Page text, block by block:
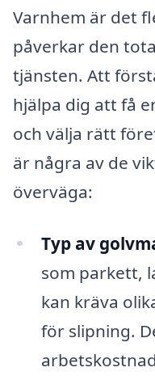
Varnhem är det
påverkar den
tjänsten. Att
hjälpa dig att få
och välja rätt
är några av de
överväga:
Typ av
som parkett,
kan kräva
för slipning.